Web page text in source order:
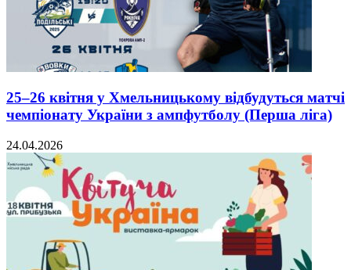
25–26 квітня у Хмельницькому відбудуться матчі
чемпіонату України з ампфутболу (Перша ліга)
24.04.2026